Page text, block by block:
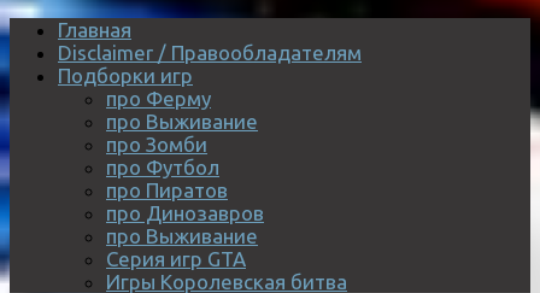
Главная
Disclaimer / Правообладателям
Подборки игр
про Ферму
про Выживание
про Зомби
про Футбол
про Пиратов
про Динозавров
про Выживание
Серия игр GTA
Игры Королевская битва